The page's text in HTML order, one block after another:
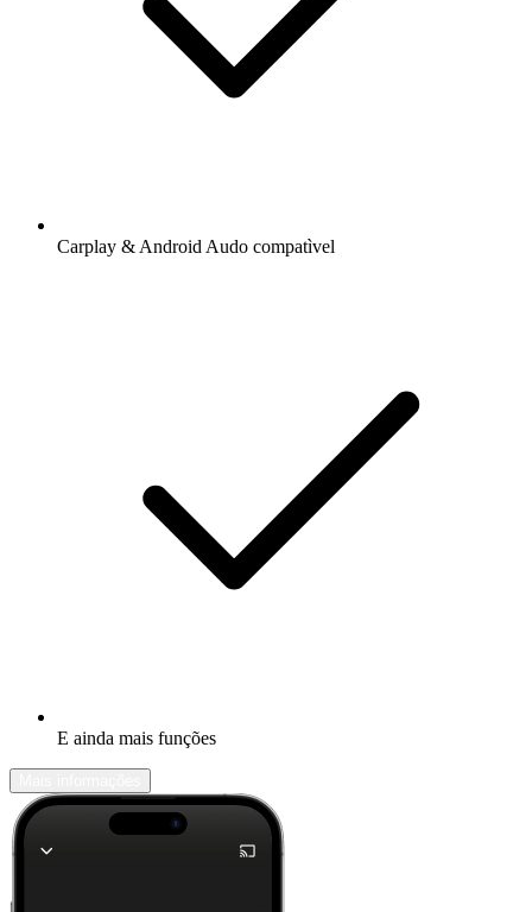
Carplay & Android Audo compatìvel
E ainda mais funções